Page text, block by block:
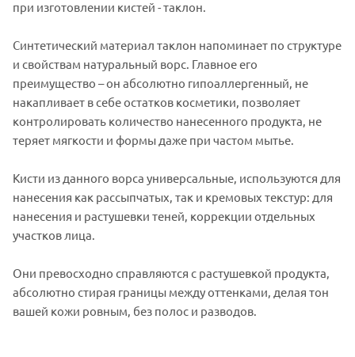
при изготовлении кистей - таклон.
Синтетический материал таклон напоминает по структуре
и свойствам натуральный ворс. Главное его
преимущество – он абсолютно гипоаллергенный, не
накапливает в себе остатков косметики, позволяет
контролировать количество нанесенного продукта, не
теряет мягкости и формы даже при частом мытье.
Кисти из данного ворса универсальные, используются для
нанесения как рассыпчатых, так и кремовых текстур: для
нанесения и растушевки теней, коррекции отдельных
участков лица.
Они превосходно справляются с растушевкой продукта,
абсолютно стирая границы между оттенками, делая тон
вашей кожи ровным, без полос и разводов.